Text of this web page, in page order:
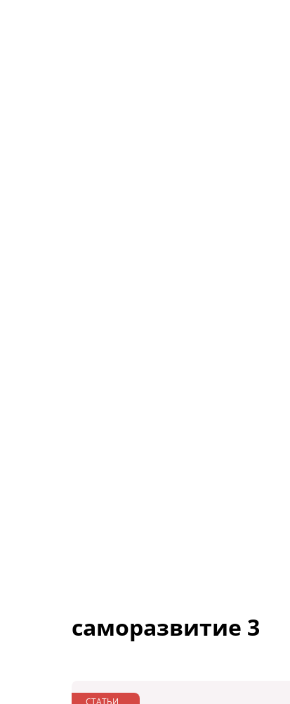
саморазвитие 3
СТАТЬИ